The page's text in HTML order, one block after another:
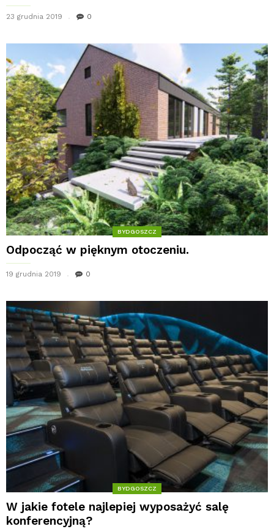
23 grudnia 2019 0
BYDGOSZCZ
Odpocząć w pięknym otoczeniu.
19 grudnia 2019 0
BYDGOSZCZ
W jakie fotele najlepiej wyposażyć salę
konferencyjną?